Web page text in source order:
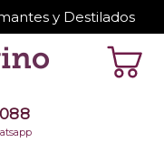
y Destilados